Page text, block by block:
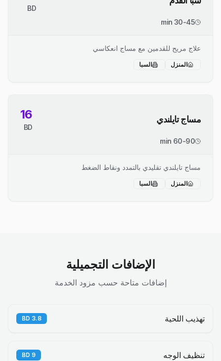
BD
30-45 min
علاج مريح للقدمين مع مساج انعكاسي
المنزل السبا
مساج تايلندي 16
BD
60-90 min
مساج تايلندي تقليدي بالتمدد ونقاط الضغط
المنزل السبا
الإضافات التجميلية
إضافات متاحة حسب مزود الخدمة
تهذيب اللحية 3.8
BD
تنظيف الوجه 9
BD